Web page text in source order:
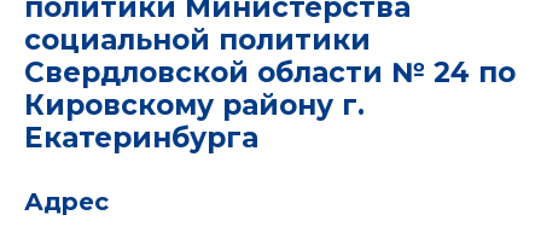
политики Министерства
социальной политики
Свердловской области № 24 по
Кировскому району г.
Екатеринбурга
Адрес